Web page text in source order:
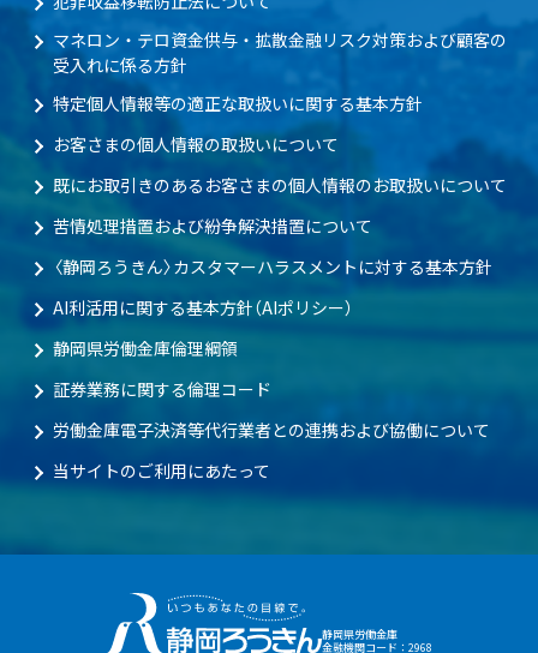
マネロン・テロ資金供与・拡散金融リスク対策および顧客の
受入れに係る方針
特定個人情報等の適正な取扱いに関する基本方針
お客さまの個人情報の取扱いについて
既にお取引きのあるお客さまの個人情報のお取扱いについて
苦情処理措置および紛争解決措置について
〈静岡ろうきん〉カスタマーハラスメントに対する基本方針
AI利活用に関する基本方針（AIポリシー）
静岡県労働金庫倫理綱領
証券業務に関する倫理コード
労働金庫電子決済等代行業者との連携および協働について
当サイトのご利用にあたって
静岡県労働金庫
金融機関コード：2968